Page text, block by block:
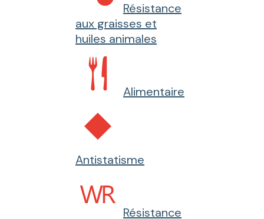
Résistance
aux graisses et
huiles animales
Alimentaire
Antistatisme
Résistance